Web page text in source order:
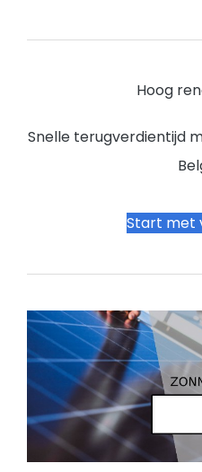
Hoog
Snelle terugverdientijd
Start met